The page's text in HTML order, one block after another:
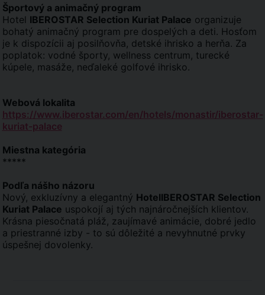
Športový a animačný program
Hotel IBEROSTAR Selection Kuriat Palace organizuje
bohatý animačný program pre dospelých a deti. Hosťom
je k dispozícii aj posilňovňa, detské ihrisko a herňa. Za
poplatok: vodné športy, wellness centrum, turecké
kúpele, masáže, neďaleké golfové ihrisko.
Webová lokalita
https://www.iberostar.com/en/hotels/monastir/iberostar-
kuriat-palace
Miestna kategória
*****
Podľa nášho názoru
Nový, exkluzívny a elegantný HotelIBEROSTAR Selection
Kuriat Palace uspokojí aj tých najnáročnejších klientov.
Krásna piesočnatá pláž, zaujímavé animácie, dobré jedlo
a priestranné izby - to sú dôležité a nevyhnutné prvky
úspešnej dovolenky.